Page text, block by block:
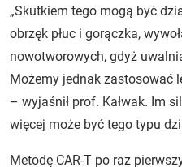
„Skutkiem tego mogą być
obrzęk płuc i gorączka,
nowotworowych, gdyż
Możemy jednak zastosować
– wyjaśnił prof. Kałwak. Im
więcej może być tego typu
Metodę CAR-T po raz